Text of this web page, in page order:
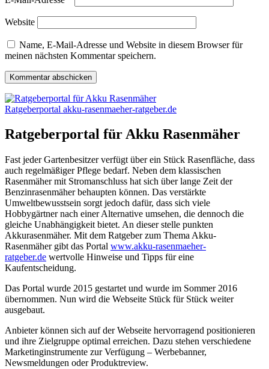
Website
Name, E-Mail-Adresse und Website in diesem Browser für
meinen nächsten Kommentar speichern.
Ratgeberportal akku-rasenmaeher-ratgeber.de
Ratgeberportal für Akku Rasenmäher
Fast jeder Gartenbesitzer verfügt über ein Stück Rasenfläche, dass
auch regelmäßiger Pflege bedarf. Neben dem klassischen
Rasenmäher mit Stromanschluss hat sich über lange Zeit der
Benzinrasenmäher behaupten können. Das verstärkte
Umweltbewusstsein sorgt jedoch dafür, dass sich viele
Hobbygärtner nach einer Alternative umsehen, die dennoch die
gleiche Unabhängigkeit bietet. An dieser stelle punkten
Akkurasenmäher. Mit dem Ratgeber zum Thema Akku-
Rasenmäher gibt das Portal www.akku-rasenmaeher-
ratgeber.de wertvolle Hinweise und Tipps für eine
Kaufentscheidung.
Das Portal wurde 2015 gestartet und wurde im Sommer 2016
übernommen. Nun wird die Webseite Stück für Stück weiter
ausgebaut.
Anbieter können sich auf der Webseite hervorragend positionieren
und ihre Zielgruppe optimal erreichen. Dazu stehen verschiedene
Marketinginstrumente zur Verfügung – Werbebanner,
Newsmeldungen oder Produktreview.